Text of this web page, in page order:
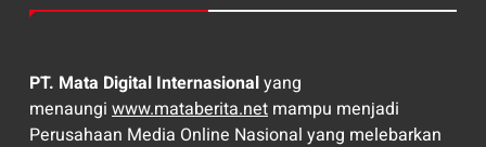
PT. Mata Digital Internasionalyang
menaungi www.mataberita.net mampu menjadi
Perusahaan Media Online Nasional yang melebarkan